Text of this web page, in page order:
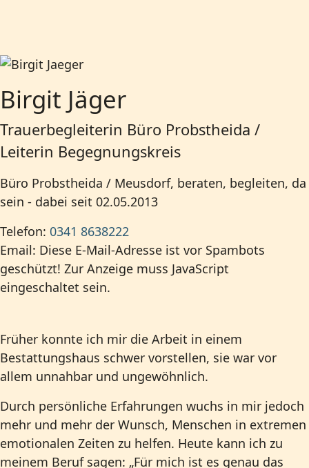
Birgit Jäger
Trauerbegleiterin Büro Probstheida /
Leiterin Begegnungskreis
Büro Probstheida / Meusdorf, beraten, begleiten, da
sein - dabei seit 02.05.2013
Telefon: 0341 8638222
Email: Diese E-Mail-Adresse ist vor Spambots
geschützt! Zur Anzeige muss JavaScript
eingeschaltet sein.
Früher konnte ich mir die Arbeit in einem
Bestattungshaus schwer vorstellen, sie war vor
allem unnahbar und ungewöhnlich.
Durch persönliche Erfahrungen wuchs in mir jedoch
mehr und mehr der Wunsch, Menschen in extremen
emotionalen Zeiten zu helfen. Heute kann ich zu
meinem Beruf sagen: „Für mich ist es genau das